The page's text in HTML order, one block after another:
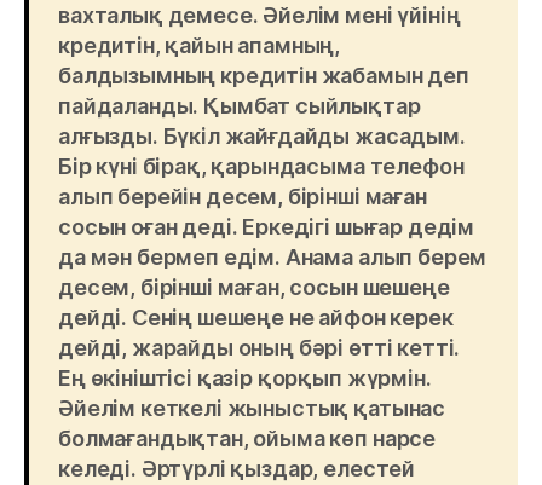
вахталық демесе. Әйелім мені үйінің
кредитін, қайын апамның,
балдызымның кредитін жабамын деп
пайдаланды. Қымбат сыйлықтар
алғызды. Бүкіл жайғдайды жасадым.
Бір күні бірақ, қарындасыма телефон
алып берейін десем, бірінші маған
сосын оған деді. Еркедігі шығар дедім
да мән бермеп едім. Анама алып берем
десем, бірінші маған, сосын шешеңе
дейді. Сенің шешеңе не айфон керек
дейді, жарайды оның бәрі өтті кетті.
Ең өкініштісі қазір қорқып жүрмін.
Әйелім кеткелі жыныстық қатынас
болмағандықтан, ойыма көп нарсе
келеді. Әртүрлі қыздар, елестей